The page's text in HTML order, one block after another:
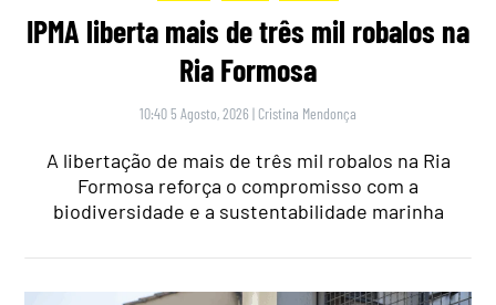
IPMA liberta mais de três mil robalos na
Ria Formosa
10:40 5 Agosto, 2026 | Cristina Mendonça
A libertação de mais de três mil robalos na Ria
Formosa reforça o compromisso com a
biodiversidade e a sustentabilidade marinha